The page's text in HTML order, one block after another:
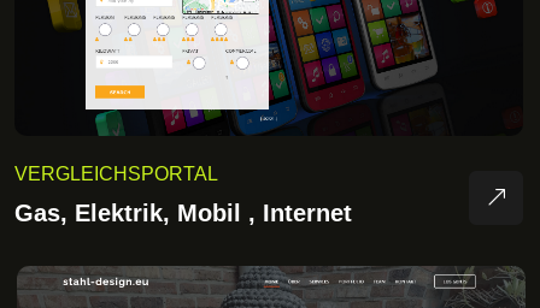
VERGLEICHSPORTAL
Gas, Elektrik, Mobil , Internet